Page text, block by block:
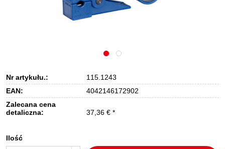
Nr artykułu.:
115.1243
EAN:
4042146172902
Zalecana cena
detaliczna:
37,36 € *
Ilość